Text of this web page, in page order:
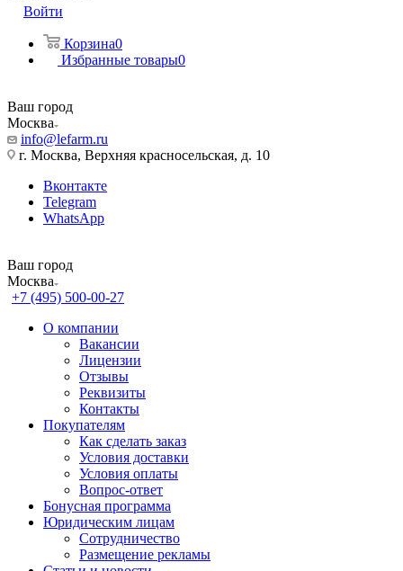
Войти
Корзина0
Избранные товары0
Ваш город
Москва
info@lefarm.ru
г. Москва, Верхняя красносельская, д. 10
Вконтакте
Telegram
WhatsApp
Ваш город
Москва
+7 (495) 500-00-27
О компании
Вакансии
Лицензии
Отзывы
Реквизиты
Контакты
Покупателям
Как сделать заказ
Условия доставки
Условия оплаты
Вопрос-ответ
Бонусная программа
Юридическим лицам
Сотрудничество
Размещение рекламы